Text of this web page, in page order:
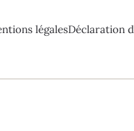
légalesDéclaration